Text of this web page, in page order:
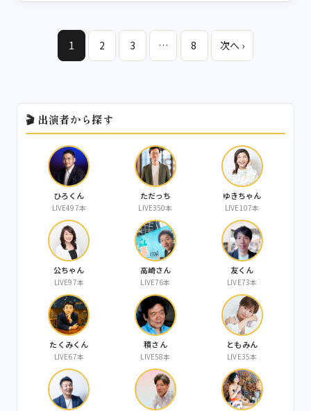
1 2 3 … 8 次へ ›
🎬 出演者から探す
ひろくん
LIVE497本
ただっち
LIVE350本
ゆきちゃん
LIVE107本
公ちゃん
LIVE97本
高崎さん
LIVE76本
友くん
LIVE73本
たくみくん
LIVE67本
積さん
LIVE58本
ともみん
LIVE35本